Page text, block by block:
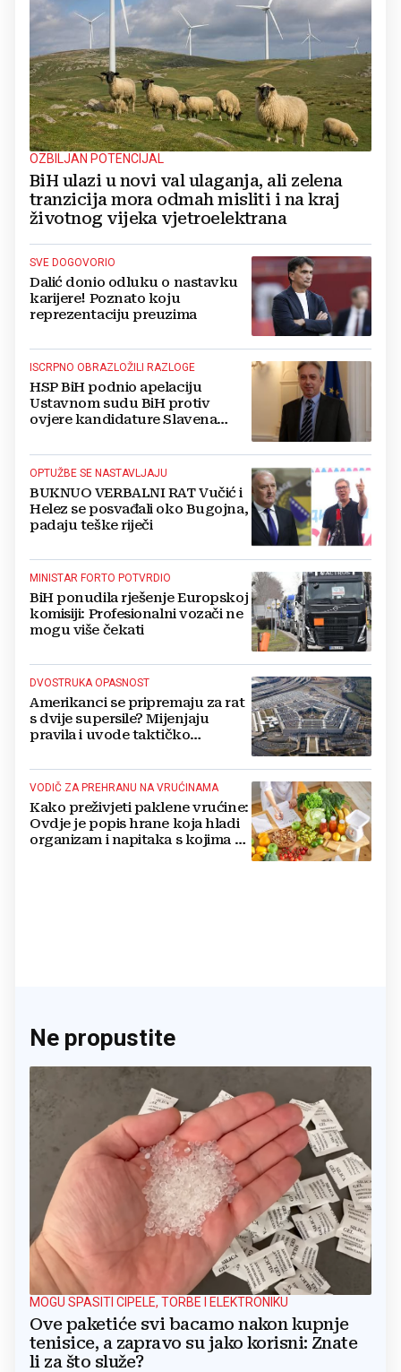
OZBILJAN POTENCIJAL
BiH ulazi u novi val ulaganja, ali zelena
tranzicija mora odmah misliti i na kraj
životnog vijeka vjetroelektrana
SVE DOGOVORIO
Dalić donio odluku o nastavku
karijere! Poznato koju
reprezentaciju preuzima
ISCRPNO OBRAZLOŽILI RAZLOGE
HSP BiH podnio apelaciju
Ustavnom sudu BiH protiv
ovjere kandidature Slavena
OPTUŽBE SE NASTAVLJAJU
BUKNUO VERBALNI RAT Vučić i
Helez se posvađali oko Bugojna,
padaju teške riječi
MINISTAR FORTO POTVRDIO
BiH ponudila rješenje Europskoj
komisiji: Profesionalni vozači ne
mogu više čekati
DVOSTRUKA OPASNOST
Amerikanci se pripremaju za rat
s dvije supersile? Mijenjaju
pravila i uvode taktičko
VODIČ ZA PREHRANU NA VRUĆINAMA
Kako preživjeti paklene vrućine:
Ovdje je popis hrane koja hladi
organizam i napitaka s kojima si
Ne propustite
MOGU SPASITI CIPELE, TORBE I ELEKTRONIKU
Ove paketiće svi bacamo nakon kupnje
tenisice, a zapravo su jako korisni: Znate
li za što služe?